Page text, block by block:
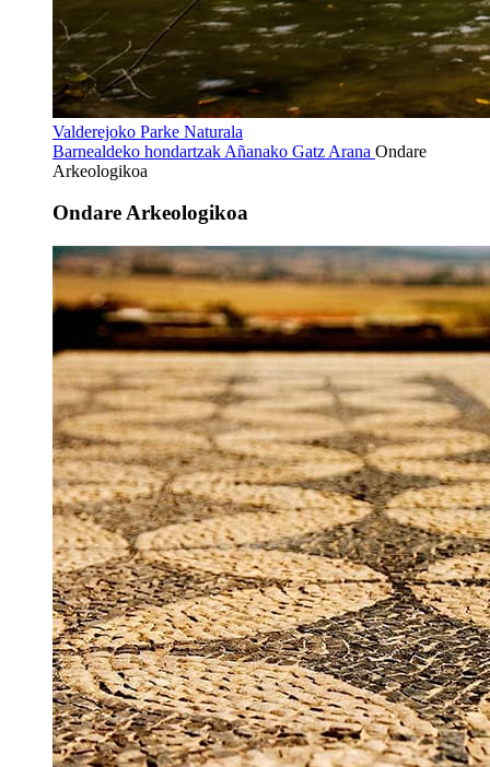
Valderejoko Parke Naturala
Barnealdeko hondartzak Añanako Gatz Arana Ondare
Arkeologikoa
Ondare Arkeologikoa